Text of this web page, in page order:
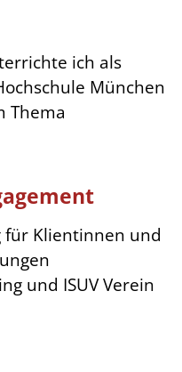
ich als
München
Thema
für Klientinnen und
und ISUV Verein